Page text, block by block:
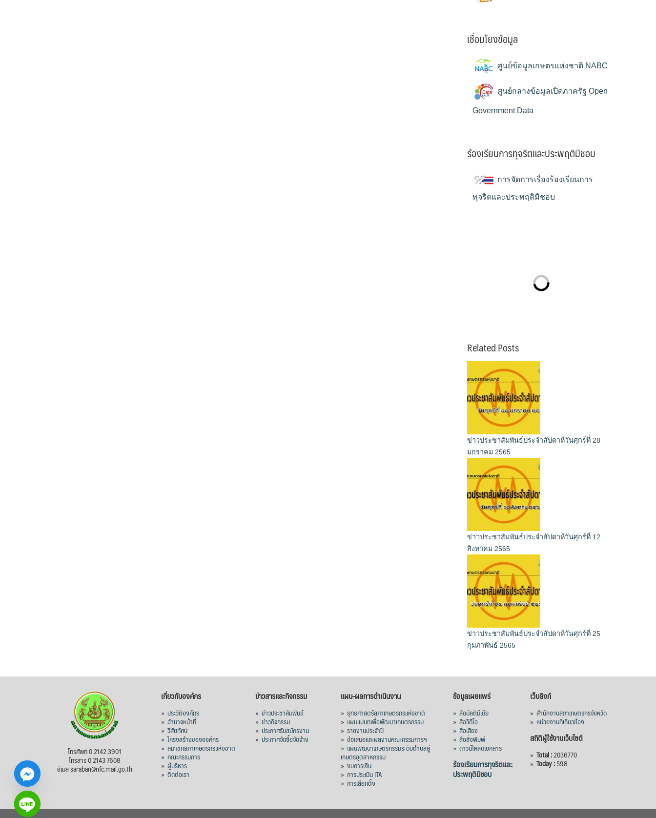
เชื่อมโยงข้อมูล
ศูนย์ข้อมูลเกษตรแห่งชาติ NABC
ศูนย์กลางข้อมูลเปิดภาครัฐ Open
Government Data
ร้องเรียนการทุจริตและประพฤติมิชอบ
การจัดการเรื่องร้องเรียนการ
ทุจริตและประพฤติมิชอบ
Related Posts
ข่าวประชาสัมพันธ์ประจำสัปดาห์วันศุกร์ที่ 28
มกราคม 2565
ข่าวประชาสัมพันธ์ประจำสัปดาห์วันศุกร์ที่ 12
สิงหาคม 2565
ข่าวประชาสัมพันธ์ประจำสัปดาห์วันศุกร์ที่ 25
กุมภาพันธ์ 2565
โทรศัพท์ 0 2142 3901
โทรสาร 0 2143 7608
อีเมล saraban@nfc.mail.go.th
เกี่ยวกับองค์กร
»ประวัติองค์กร
»อำนาจหน้าที่
»วิสัยทัศน์
»โครงสร้างขององค์กร
»สมาชิกสภาเกษตรกรแห่งชาติ
»คณะกรรมการ
» ผู้บริหาร
»ติดต่อเรา
ข่าวสารและกิจกรรม
»ข่าวประชาสัมพันธ์
»ข่าวกิจกรรม
»ประกาศรับสมัครงาน
»ประกาศจัดซื้อจัดจ้าง
แผน-ผลการดำเนินงาน
» ยุทธศาสตร์สภาเกษตรกรแห่งชาติ
» แผนแม่บทเพื่อพัฒนาเกษตรกรรม
» รายงานประจำปี
» ข้อเสนอและผลงานคณะกรรมการฯ
» แผนพัฒนาเกษตรกรรมระดับตำบลสู่
เกษตรอุตสาหกรรม
» งบการเงิน
» การประเมิน ITA
» การเลือกตั้ง
ข้อมูลเผยแพร่
» สื่อมัลติมีเดีย
» สื่อวิดีโอ
» สื่อเสียง
» สื่อสิ่งพิมพ์
» ดาวน์โหลดเอกสาร
ร้องเรียนการทุจริตและ
ประพฤติมิชอบ
เว็บลิงก์
» สำนักงานสภาเกษตรกรจังหวัด
» หน่วยงานที่เกี่ยวข้อง
สถิติผู้ใช้งานเว็บไซต์
» Total :2036770
» Today :598